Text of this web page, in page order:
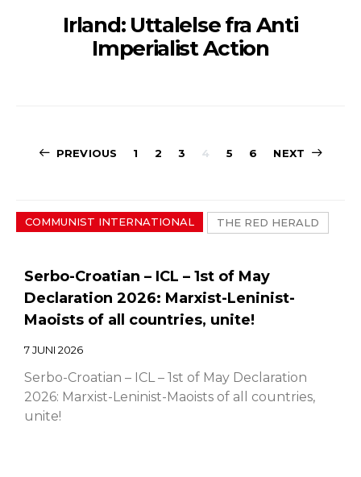
Irland: Uttalelse fra Anti
Imperialist Action
PREVIOUS 1 2 3 4 5 6 NEXT
COMMUNIST INTERNATIONAL THE RED HERALD
Serbo-Croatian – ICL – 1st of May
Declaration 2026: Marxist-Leninist-
Maoists of all countries, unite!
7 JUNI 2026
Serbo-Croatian – ICL – 1st of May Declaration
2026: Marxist-Leninist-Maoists of all countries,
unite!